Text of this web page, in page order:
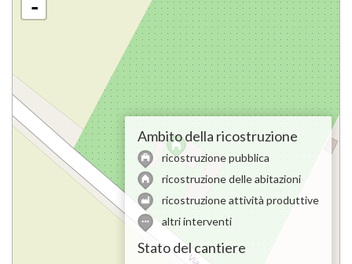
-
Ambito della ricostruzione
ricostruzione pubblica
ricostruzione delle abitazioni
ricostruzione attività produttive
altri interventi
Stato del cantiere